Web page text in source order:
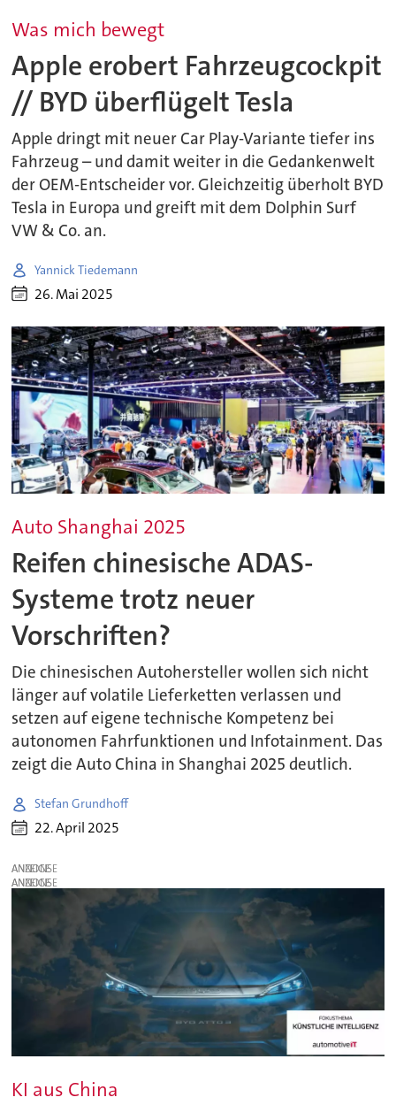
Was mich bewegt
Apple erobert Fahrzeugcockpit
// BYD überflügelt Tesla
Apple dringt mit neuer Car Play-Variante tiefer ins
Fahrzeug – und damit weiter in die Gedankenwelt
der OEM-Entscheider vor. Gleichzeitig überholt BYD
Tesla in Europa und greift mit dem Dolphin Surf
VW & Co. an.
Yannick Tiedemann
26. Mai 2025
Auto Shanghai 2025
Reifen chinesische ADAS-
Systeme trotz neuer
Vorschriften?
Die chinesischen Autohersteller wollen sich nicht
länger auf volatile Lieferketten verlassen und
setzen auf eigene technische Kompetenz bei
autonomen Fahrfunktionen und Infotainment. Das
zeigt die Auto China in Shanghai 2025 deutlich.
Stefan Grundhoff
22. April 2025
ANZEIGE
ANZEIGE
KI aus China